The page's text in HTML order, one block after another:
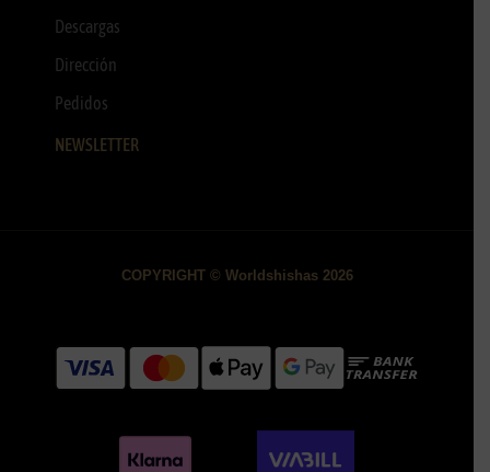
Descargas
Dirección
Pedidos
NEWSLETTER
COPYRIGHT © Worldshishas 2026